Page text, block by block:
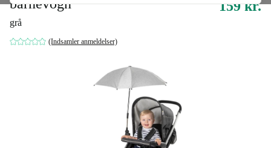
barnevogn
grå
(Indsamler anmeldelser)
159 kr.